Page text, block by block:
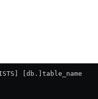
[db.]table_name